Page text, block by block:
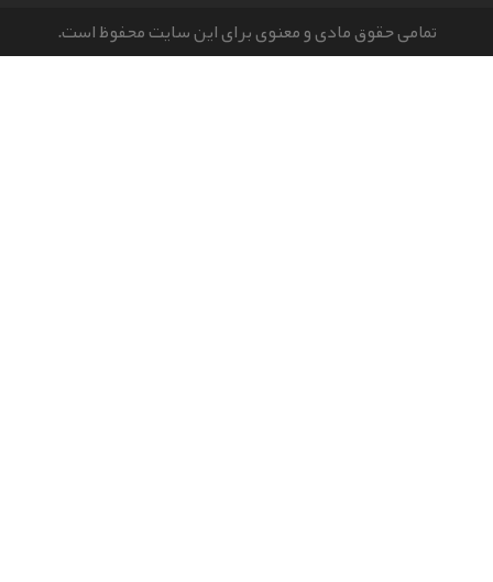
حقوق مادی و معنوی برای این سایت محفوظ است.